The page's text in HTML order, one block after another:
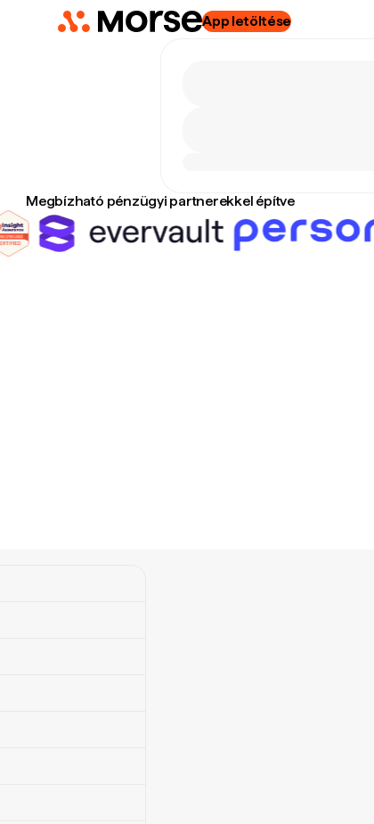
App letöltése
Megbízható pénzügyi partnerekkel építve